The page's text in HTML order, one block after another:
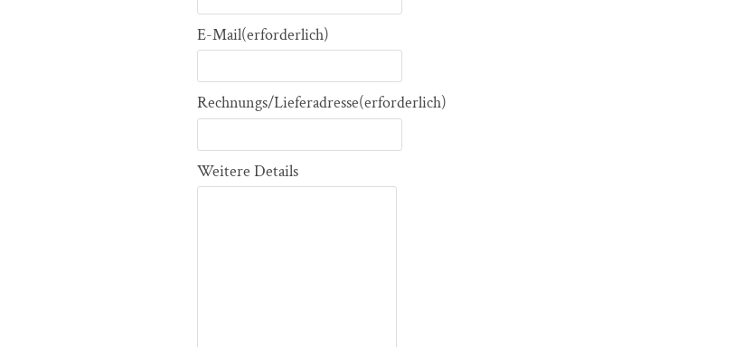
E-Mail(erforderlich)
Rechnungs/Lieferadresse(erforderlich)
Weitere Details